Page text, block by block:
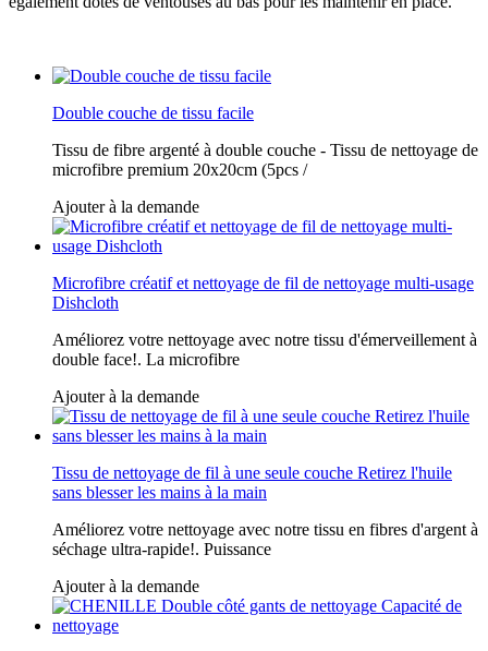
Double couche de tissu facile
Tissu de fibre argenté à double couche - Tissu de nettoyage de
microfibre premium 20x20cm (5pcs /
Ajouter à la demande
Microfibre créatif et nettoyage de fil de nettoyage multi-usage
Dishcloth
Améliorez votre nettoyage avec notre tissu d'émerveillement à
double face!. La microfibre
Ajouter à la demande
Tissu de nettoyage de fil à une seule couche Retirez l'huile
sans blesser les mains à la main
Améliorez votre nettoyage avec notre tissu en fibres d'argent à
séchage ultra-rapide!. Puissance
Ajouter à la demande